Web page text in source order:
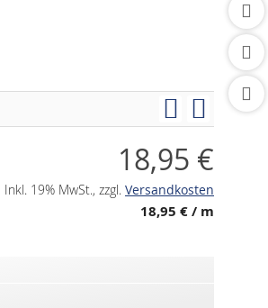
18,95 €
Inkl. 19% MwSt., zzgl. Versandkosten
18,95 €/ m